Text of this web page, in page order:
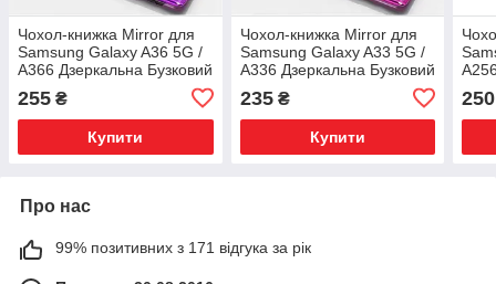
Чохол-книжка Mirror для
Samsung Galaxy A36 5G /
A366 Дзеркальна Бузковий
255 ₴
Купити
Чохол-книжка Mirror для
Samsung Galaxy A33 5G /
A336 Дзеркальна Бузковий
235₴
Купити
250
Про нас
99% позитивних з 171 відгука за рік